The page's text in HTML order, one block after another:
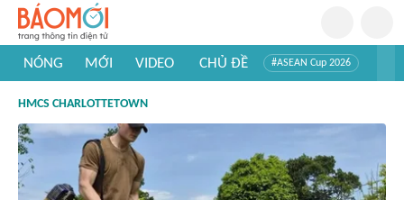
NÓNG MỚI VIDEO CHỦ ĐỀ #ASEAN Cup 2026
#Khám phá thế giới
HMCS CHARLOTTETOWN